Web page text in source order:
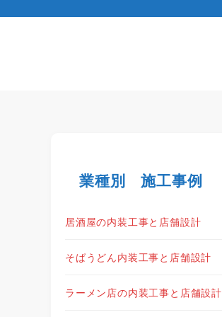
業種別 施工事例
居酒屋の内装工事と店舗設計
そばうどん内装工事と店舗設計
ラーメン店の内装工事と店舗設計